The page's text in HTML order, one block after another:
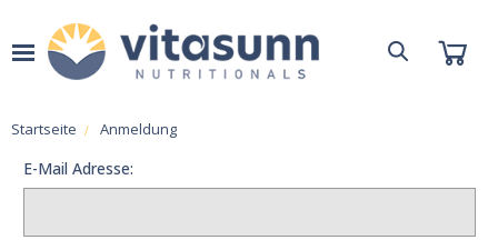
Startseite Anmeldung
E-Mail Adresse: